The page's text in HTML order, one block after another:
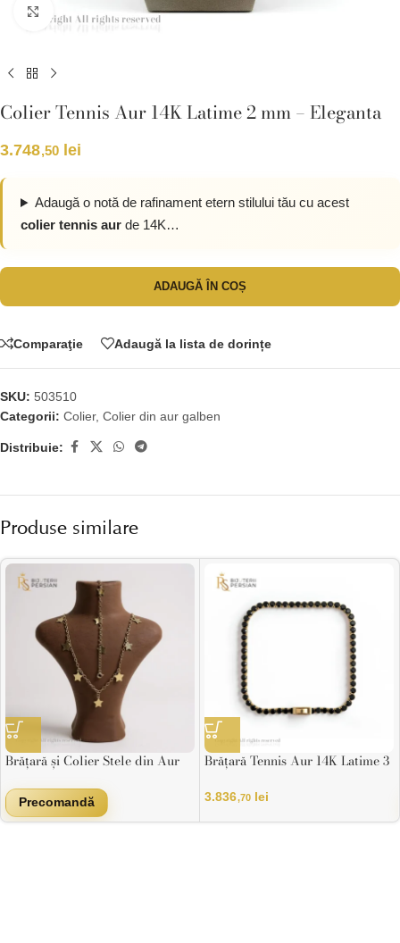
Click pentru a mări
Colier Tennis Aur 14K Latime 2 mm – Eleganta
3.748,50 lei
Adaugă o notă de rafinament etern stilului tău cu acest
colier tennis aur de 14K…
ADAUGĂ ÎN COȘ
Comparaţie Adaugă la lista de dorințe
SKU: 503510
Categorii: Colier, Colier din aur galben
Distribuie:
Produse similare
Brățară și Colier Stele din Aur
Precomandă
Brățară Tennis Aur 14K Latime 3
3.836,70 lei